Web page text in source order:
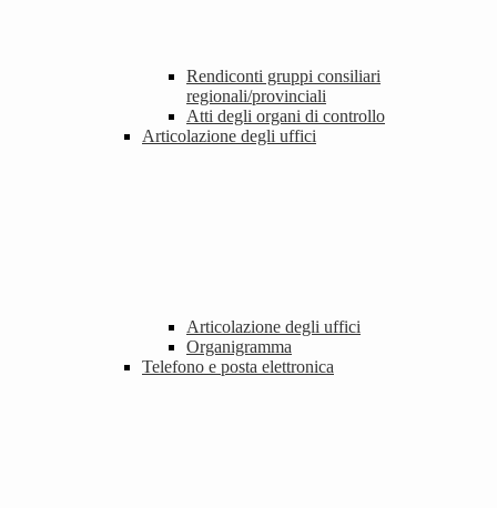
Rendiconti gruppi consiliari
regionali/provinciali
Atti degli organi di controllo
Articolazione degli uffici
Articolazione degli uffici
Organigramma
Telefono e posta elettronica